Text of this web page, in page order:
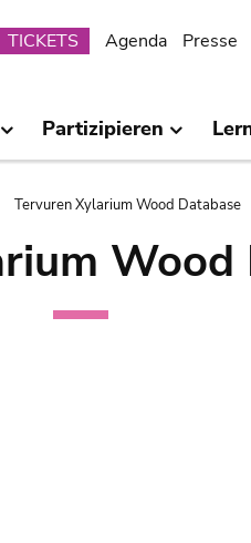
TICKETS Agenda Presse
Partizipieren
Tervuren Xylarium Wood Database
Wood